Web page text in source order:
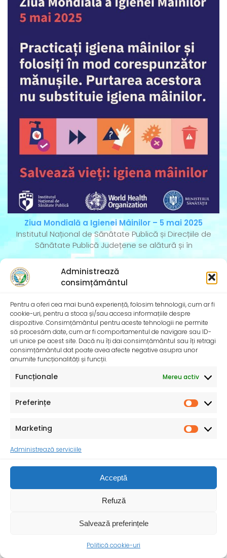
Administrează
consimțământul
Pentru a oferi cea mai bună experiență, folosim tehnologii, cum ar fi
cookie-uri, pentru a stoca și/sau accesa informațiile despre
dispozitive. Consimțământul pentru aceste tehnologii ne permite
să procesăm date, cum ar fi comportamentul de navigare sau ID-
uri unice pe acest site. Dacă nu îți dai consimțământul sau îți retragi
consimțământul dat poate avea afecte negative asupra unor
anumite funcționalități și funcții.
Funcționale Mereu activ
Preferințe
Marketing
Administrează serviciile
Acceptă
Refuză
Salvează preferințele
Politică cookie-uri
Ziua Mondială a Igienei Mâinilor – 5 mai 2025
Institutul Național de Sănătate Publică și Direcțiile de
Sănătate Publică Județene se alătură și în
desfășoară activități dedicate promovării și apărării